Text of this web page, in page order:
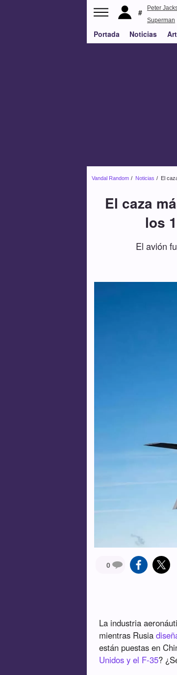
Peter
Superman
Portada Noticias
Vandal Random Noticias El
El caza
los
El avión
0
La industria
mientras Rusia
están puestas en
Unidos y el F-35?